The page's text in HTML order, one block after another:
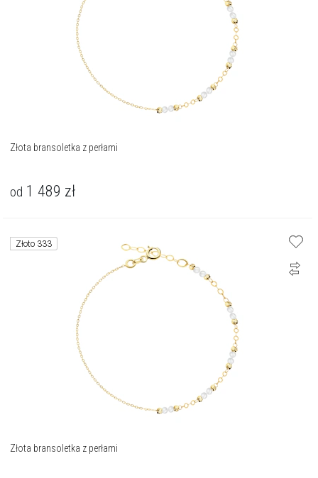
Złota bransoletka z perłami
od 1 489 zł
Złoto 333
Złota bransoletka z perłami